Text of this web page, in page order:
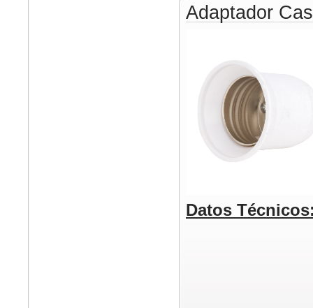
Adaptador
Datos